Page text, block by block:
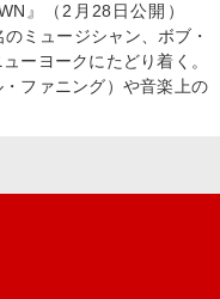
』（2月28日公開）
ミュージシャン、ボブ・
ーヨークにたどり着く。
ファニング）や音楽上の